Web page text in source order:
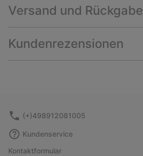
Versand und Rückgabe
Kundenrezensionen
(+)498912081005
Kundenservice
Kontaktformular